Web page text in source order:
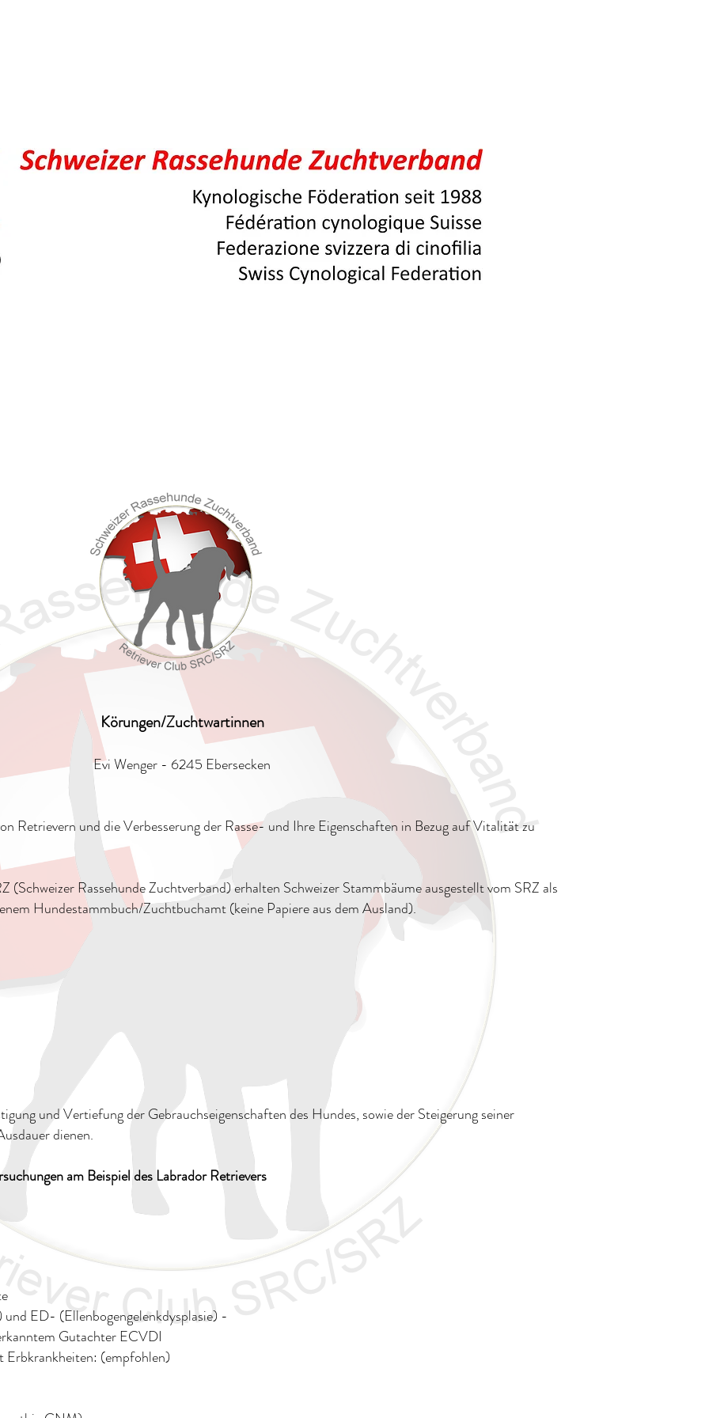
Körungen/Zuchtwartinnen
Evi Wenger - 6245 Ebersecken
Retrievern und die Verbesserung der Rasse- und Ihre Eigenschaften in Bezug auf Vitalität zu
(Schweizer Rassehunde Zuchtverband) erhalten Schweizer Stammbäume ausgestellt vom SRZ als
Hundestammbuch/Zuchtbuchamt (keine Papiere aus dem Ausland).
und Vertiefung der Gebrauchseigenschaften des Hundes, sowie der Steigerung seiner
dienen.
am Beispiel des Labrador Retrievers
ED- (Ellenbogengelenkdysplasie) -
Gutachter ECVDI
(empfohlen)